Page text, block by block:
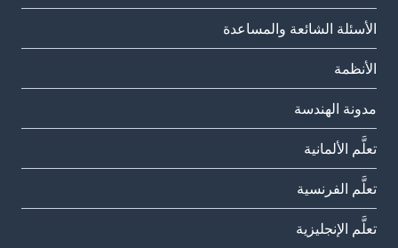
الأسئلة الشائعة والمساعدة
الأنظمة
مدونة الهندسة
تعلَّم الألمانية
تعلَّم الفرنسية
تعلَّم الإنجليزية